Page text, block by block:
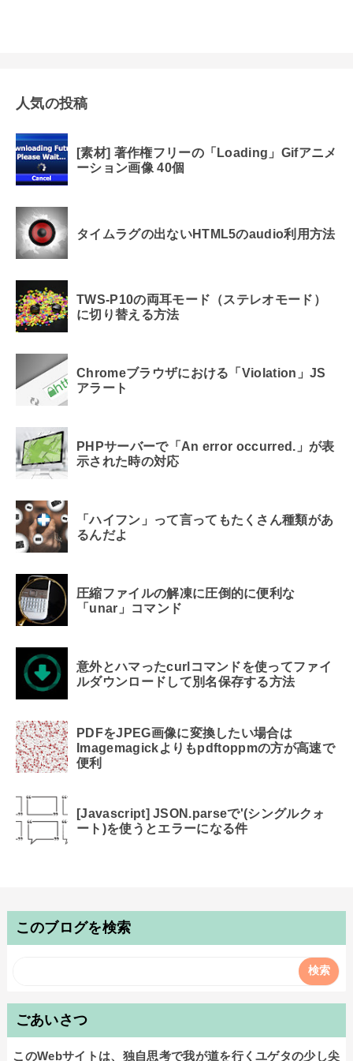
人気の投稿
[素材] 著作権フリーの「Loading」Gifアニメ
ーション画像 40個
タイムラグの出ないHTML5のaudio利用方法
TWS-P10の両耳モード（ステレオモード）
に切り替える方法
Chromeブラウザにおける「Violation」JS
アラート
PHPサーバーで「An error occurred.」が表
示された時の対応
「ハイフン」って言ってもたくさん種類があ
るんだよ
圧縮ファイルの解凍に圧倒的に便利な
「unar」コマンド
意外とハマったcurlコマンドを使ってファイ
ルダウンロードして別名保存する方法
PDFをJPEG画像に変換したい場合は
Imagemagickよりもpdftoppmの方が高速で
便利
[Javascript] JSON.parseで'(シングルクォ
ート)を使うとエラーになる件
このブログを検索
ごあいさつ
このWebサイトは、独自思考で我が道を行くユゲタの少し尖